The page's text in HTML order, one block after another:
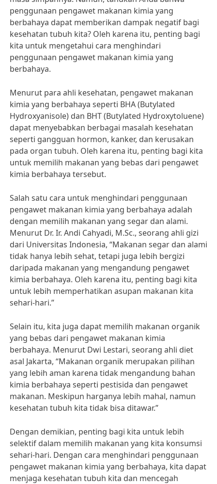
penggunaan pengawet makanan kimia yang
berbahaya dapat memberikan dampak negatif bagi
kesehatan tubuh kita? Oleh karena itu, penting bagi
kita untuk mengetahui cara menghindari
penggunaan pengawet makanan kimia yang
berbahaya.
Menurut para ahli kesehatan, pengawet makanan
kimia yang berbahaya seperti BHA (Butylated
Hydroxyanisole) dan BHT (Butylated Hydroxytoluene)
dapat menyebabkan berbagai masalah kesehatan
seperti gangguan hormon, kanker, dan kerusakan
pada organ tubuh. Oleh karena itu, penting bagi kita
untuk memilih makanan yang bebas dari pengawet
kimia berbahaya tersebut.
Salah satu cara untuk menghindari penggunaan
pengawet makanan kimia yang berbahaya adalah
dengan memilih makanan yang segar dan alami.
Menurut Dr. Ir. Andi Cahyadi, M.Sc., seorang ahli gizi
dari Universitas Indonesia, “Makanan segar dan alami
tidak hanya lebih sehat, tetapi juga lebih bergizi
daripada makanan yang mengandung pengawet
kimia berbahaya. Oleh karena itu, penting bagi kita
untuk lebih memperhatikan asupan makanan kita
sehari-hari.”
Selain itu, kita juga dapat memilih makanan organik
yang bebas dari pengawet makanan kimia
berbahaya. Menurut Dwi Lestari, seorang ahli diet
asal Jakarta, “Makanan organik merupakan pilihan
yang lebih aman karena tidak mengandung bahan
kimia berbahaya seperti pestisida dan pengawet
makanan. Meskipun harganya lebih mahal, namun
kesehatan tubuh kita tidak bisa ditawar.”
Dengan demikian, penting bagi kita untuk lebih
selektif dalam memilih makanan yang kita konsumsi
sehari-hari. Dengan cara menghindari penggunaan
pengawet makanan kimia yang berbahaya, kita dapat
menjaga kesehatan tubuh kita dan mencegah